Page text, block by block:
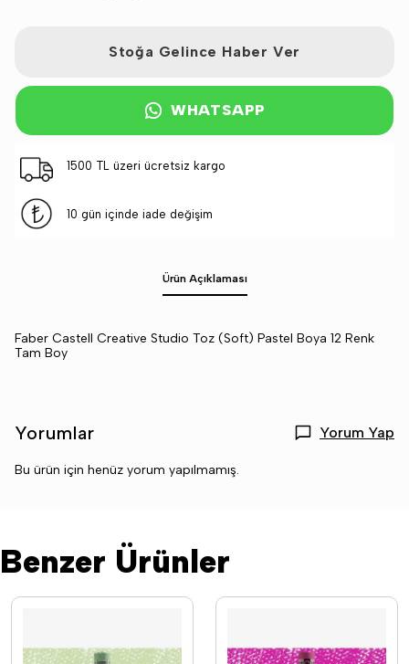
Stoğa Gelince Haber Ver
WHATSAPP
1500 TL üzeri ücretsiz kargo
10 gün içinde iade değişim
Ürün Açıklaması
Faber Castell Creative Studio Toz (Soft) Pastel Boya 12 Renk
Tam Boy
Yorumlar Yorum Yap
Bu ürün için henüz yorum yapılmamış.
Benzer Ürünler